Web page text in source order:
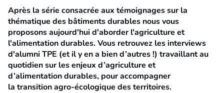
Après la série consacrée aux témoignages sur la
thématique des bâtiments durables nous vous
proposons aujourd'hui d'aborder l'agriculture et
l'alimentation durables. Vous retrouvez les interviews
d'alumni TPE (et il y en a bien d’autres !) travaillant au
quotidien sur les enjeux d’agriculture et
d’alimentation durables, pour accompagner
la transition agro-écologique des territoires.